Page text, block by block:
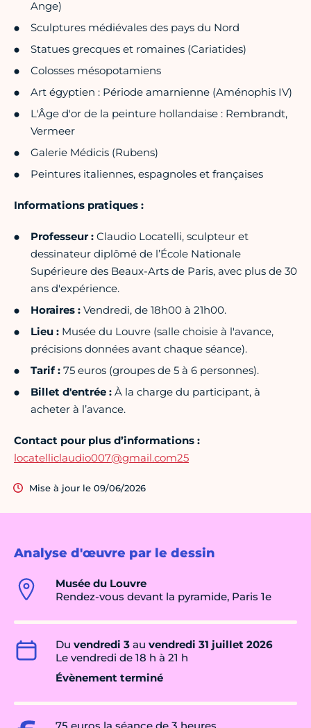
Analyse d'œuvre par le dessin
Musée du Louvre
Rendez-vous devant la pyramide, Paris 1e
Du vendredi 3 au vendredi 31 juillet 2026
Le vendredi de 18 h à 21 h
Évènement terminé
Ange)
Sculptures médiévales des pays du Nord
Statues grecques et romaines (Cariatides)
Colosses mésopotamiens
Art égyptien : Période amarnienne (Aménophis IV)
L'Âge d'or de la peinture hollandaise : Rembrandt,
Vermeer
Galerie Médicis (Rubens)
Peintures italiennes, espagnoles et françaises
Informations pratiques :
Professeur : Claudio Locatelli, sculpteur et
dessinateur diplômé de l’École Nationale
Supérieure des Beaux-Arts de Paris, avec plus de 30
ans d'expérience.
Horaires : Vendredi, de 18h00 à 21h00.
Lieu : Musée du Louvre (salle choisie à l'avance,
précisions données avant chaque séance).
Tarif : 75 euros (groupes de 5 à 6 personnes).
Billet d'entrée : À la charge du participant, à
acheter à l’avance.
Contact pour plus d’informations :
locatelliclaudio007@gmail.com25
Mise à jour le 09/06/2026